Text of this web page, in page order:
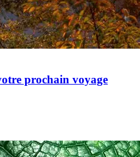
prochain voyage